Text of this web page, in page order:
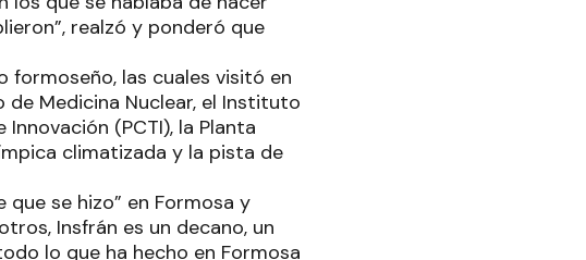
realzó y ponderó que
formoseño, las cuales visitó en
Medicina Nuclear, el Instituto
(PCTI), la Planta
climatizada y la pista de
se hizo” en Formosa y
Insfrán es un decano, un
lo que ha hecho en Formosa